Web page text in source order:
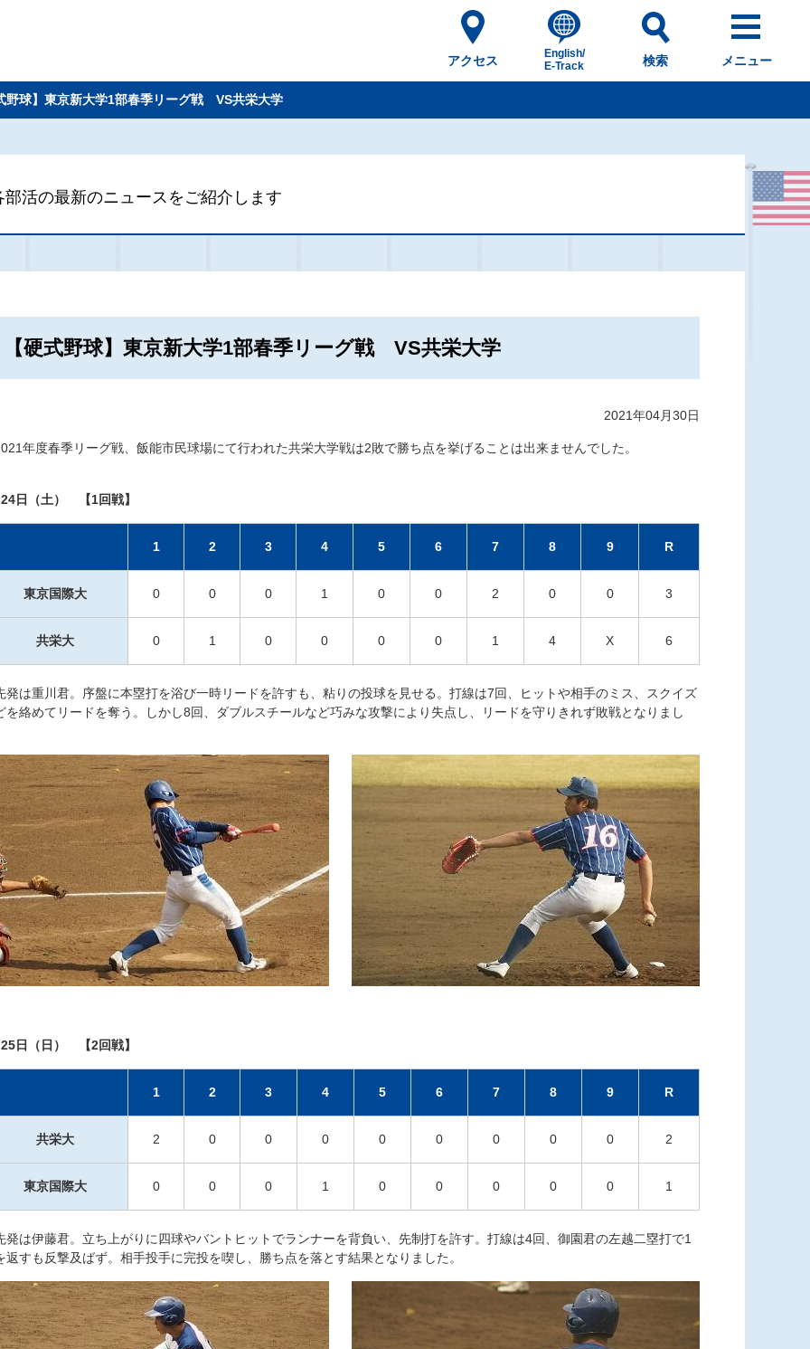
アクセス
English/
E-Track
検索 メニュー
野球】東京新大学1部春季リーグ戦 VS共栄大学
部活の最新のニュースをご紹介します
【硬式野球】東京新大学1部春季リーグ戦 VS共栄大学
2021年04月30日
年度春季リーグ戦、飯能市民球場にて行われた共栄大学戦は2敗で勝ち点を挙げることは出来ませんでした。
日（土） 【1回戦】
1 2 3 4 5 6 7 8 9 R
東京国際大 0 0 0 1 0 0 2 0 0 3
共栄大 0 1 0 0 0 0 1 4 X 6
は重川君。序盤に本塁打を浴び一時リードを許すも、粘りの投球を見せる。打線は7回、ヒットや相手のミス、スクイズ
を絡めてリードを奪う。しかし8回、ダブルスチールなど巧みな攻撃により失点し、リードを守りきれず敗戦となりまし
日（日） 【2回戦】
1 2 3 4 5 6 7 8 9 R
共栄大 2 0 0 0 0 0 0 0 0 2
東京国際大 0 0 0 1 0 0 0 0 0 1
は伊藤君。立ち上がりに四球やバントヒットでランナーを背負い、先制打を許す。打線は4回、御園君の左越二塁打で1
返すも反撃及ばず。相手投手に完投を喫し、勝ち点を落とす結果となりました。